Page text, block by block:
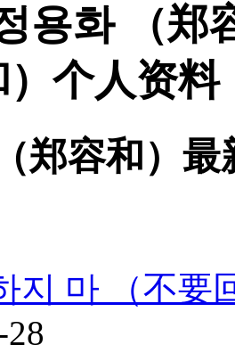
용화 （郑
）个人资料
郑容和）最
지 마 （不要